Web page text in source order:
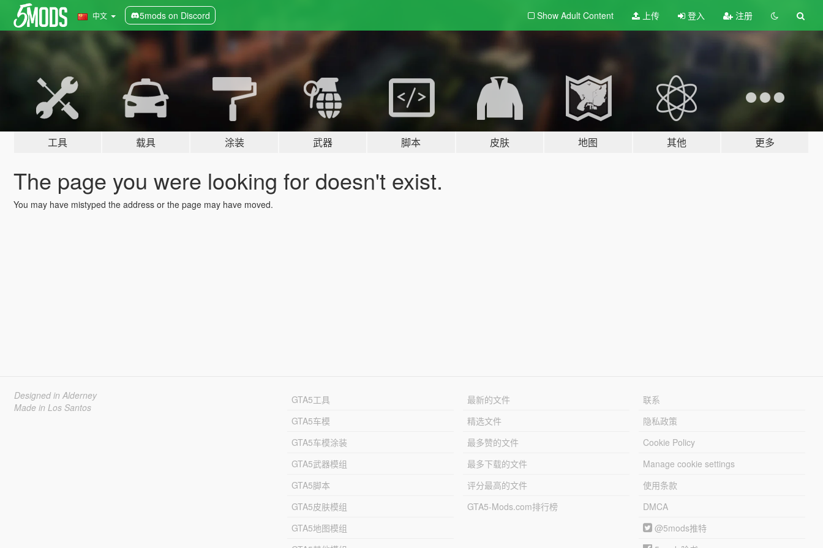
中文 5mods on Discord Show Adult Content 上传 登入 注册
工具 载具 涂装 武器 脚本 皮肤 地图 其他 更多
The page you were looking for doesn't exist.
You may have mistyped the address or the page may have moved.
Designed in Alderney
Made in Los Santos
GTA5工具
GTA5车模
GTA5车模涂装
GTA5武器模组
GTA5脚本
GTA5皮肤模组
GTA5地图模组
最新的文件
精选文件
最多赞的文件
最多下载的文件
评分最高的文件
GTA5-Mods.com排行榜
联系
隐私政策
Cookie Policy
Manage cookie settings
使用条款
DMCA
@5mods推特